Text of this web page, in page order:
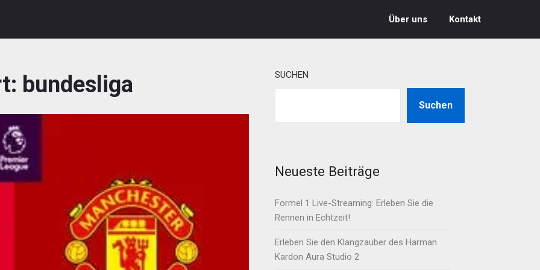
Über uns Kontakt
bundesliga SUCHEN
Suchen
Neueste Beiträge
Formel 1 Live-Streaming: Erleben Sie die
Rennen in Echtzeit!
Erleben Sie den Klangzauber des Harman
Kardon Aura Studio 2